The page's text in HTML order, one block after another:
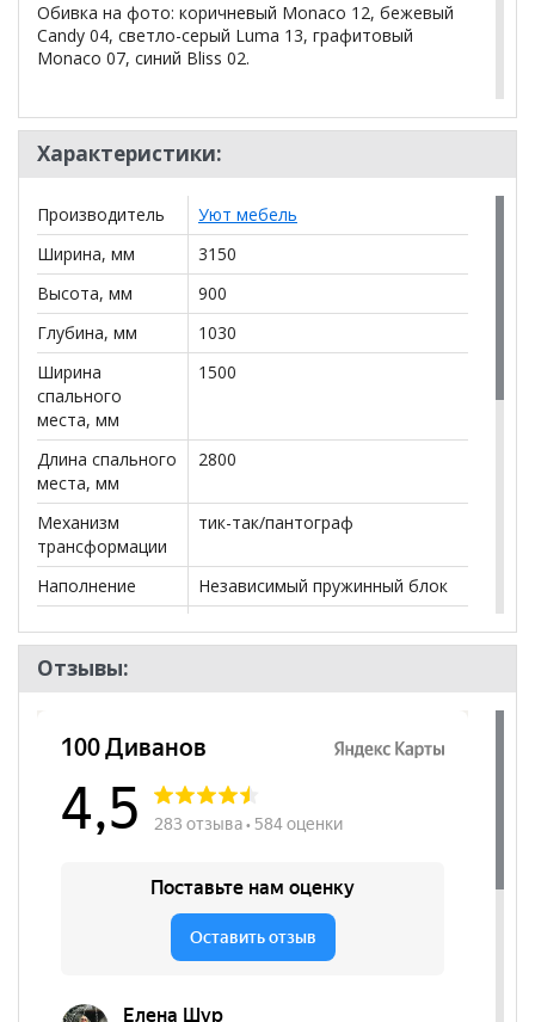
Обивка на фото: коричневый Monaco 12, бежевый
Candy 04, светло-серый Luma 13, графитовый
Monaco 07, синий Bliss 02.
руб
*Дополнительную информацию о том, как купить
Диван-трансформер Комфорт 6 (2+1K+1K)
уточняйте у нашего менеджера по телефону
+79292022735
**Цены на официальном сайте100диванов.com
действительны только для интернет-магазина
могут отличаться от цен в розничных магазинах-
салонах сети!
Характеристики:
Производитель
Уют мебель
Ширина, мм
3150
Высота, мм
900
Глубина, мм
1030
Ширина
спального
места, мм
1500
Длина спального
места, мм
2800
Механизм
трансформации
тик-так/пантограф
Наполнение
Независимый пружинный блок
мест
Наличие короба
да
Модульный
Наличие
подлокотников
да
Уют мебель
Комната
Гостиная
Отзывы: